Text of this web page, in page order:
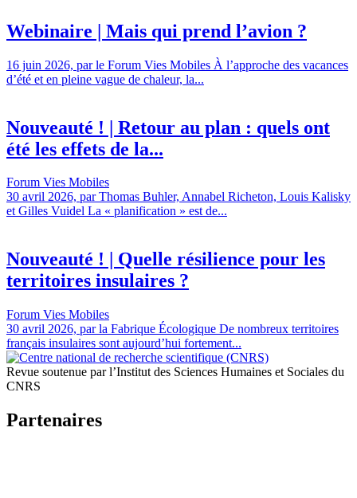
Webinaire | Mais qui prend l’avion ?
16 juin 2026, par le Forum Vies Mobiles À l’approche des vacances
d’été et en pleine vague de chaleur, la...
Nouveauté ! | Retour au plan : quels ont
été les effets de la...
Forum Vies Mobiles
30 avril 2026, par Thomas Buhler, Annabel Richeton, Louis Kalisky
et Gilles Vuidel La « planification » est de...
Nouveauté ! | Quelle résilience pour les
territoires insulaires ?
Forum Vies Mobiles
30 avril 2026, par la Fabrique Écologique De nombreux territoires
français insulaires sont aujourd’hui fortement...
Revue soutenue par l’Institut des Sciences Humaines et Sociales du
CNRS
Partenaires